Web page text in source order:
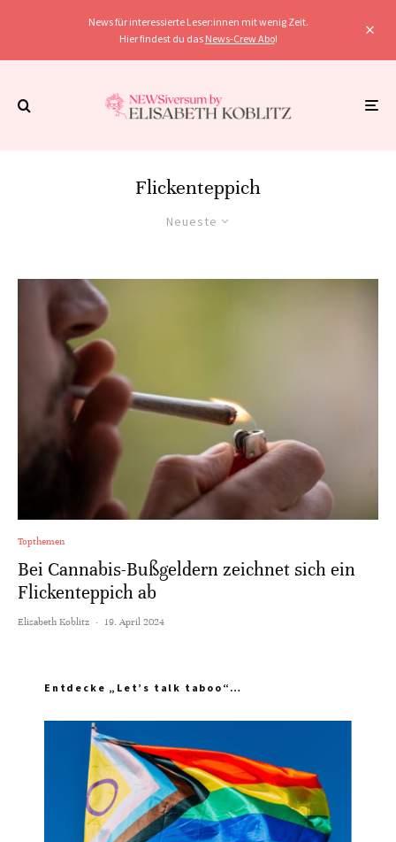
News für interessierte Leser:innen mit wenig Zeit.
Hier findest du das News-Crew Abo!
Flickenteppich
Neueste
Topthemen
Bei Cannabis-Bußgeldern zeichnet sich ein
Flickenteppich ab
Elisabeth Koblitz · 19. April 2024
Entdecke „Let’s talk taboo“…